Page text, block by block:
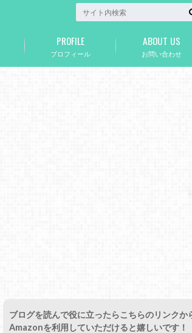
プロフィール
PROFILE
お問い合わせ
ABOUT US
ブログを読んで役に立ったらこちらのリンクか
Amazonを利用していただけると嬉しいです！